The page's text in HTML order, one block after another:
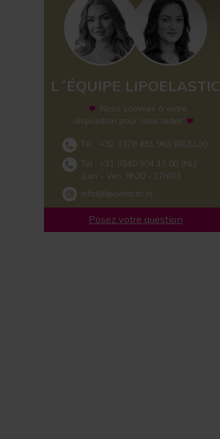
L´ÉQUIPE LIPOELASTIC
Nous sommes à votre
disposition pour vous aider
Tél : +32 (0)78 481 963 (BE/LUX)
Tél : +31 (0)40 304 13 00 (NL)
(Lun - Ven, 8h30 - 17h00)
info@lipoelastic.nl
Posez votre question